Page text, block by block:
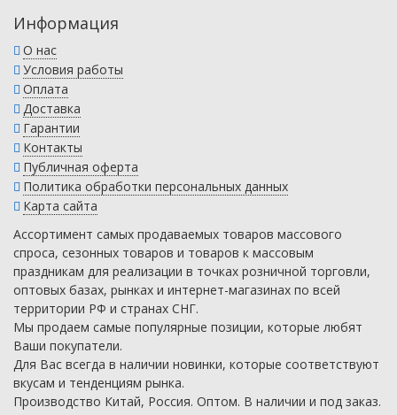
Информация
О нас
Условия работы
Оплата
Доставка
Гарантии
Контакты
Публичная оферта
Политика обработки персональных данных
Карта сайта
Ассортимент самых продаваемых товаров массового
спроса, сезонных товаров и товаров к массовым
праздникам для реализации в точках розничной торговли,
оптовых базах, рынках и интернет-магазинах по всей
территории РФ и странах СНГ.
Мы продаем самые популярные позиции, которые любят
Ваши покупатели.
Для Вас всегда в наличии новинки, которые соответствуют
вкусам и тенденциям рынка.
Производство Китай, Россия. Оптом. В наличии и под заказ.